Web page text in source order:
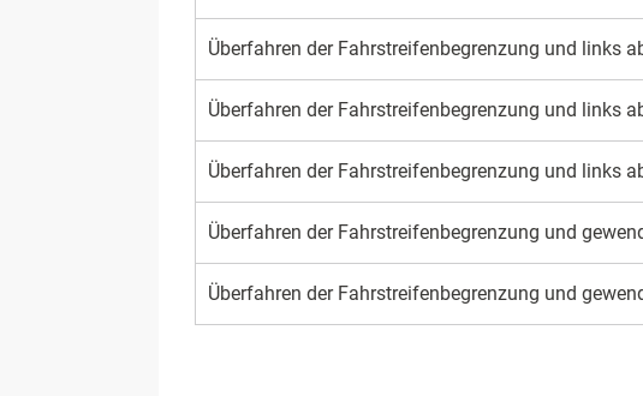
Überfahren der Fahrstreifenbegrenzung und links
Überfahren der Fahrstreifenbegrenzung und links
Überfahren der Fahrstreifenbegrenzung und links
Überfahren der Fahrstreifenbegrenzung und
Überfahren der Fahrstreifenbegrenzung und